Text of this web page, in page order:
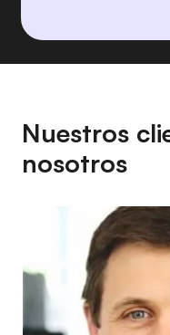
Nuestros
nosotros